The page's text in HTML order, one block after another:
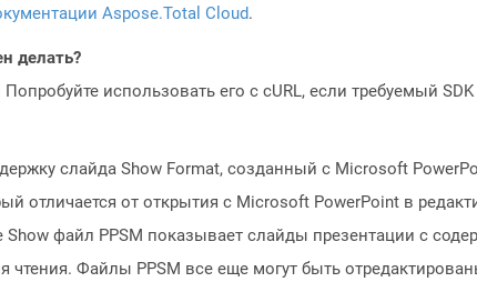
Aspose.Total Cloud.
делать?
использовать его с cURL, если требуемый
слайда Show Format, созданный с Microsoft
отличается от открытия с Microsoft PowerPoint в
Show файл PPSM показывает слайды презентации с
Файлы PPSM все еще могут быть